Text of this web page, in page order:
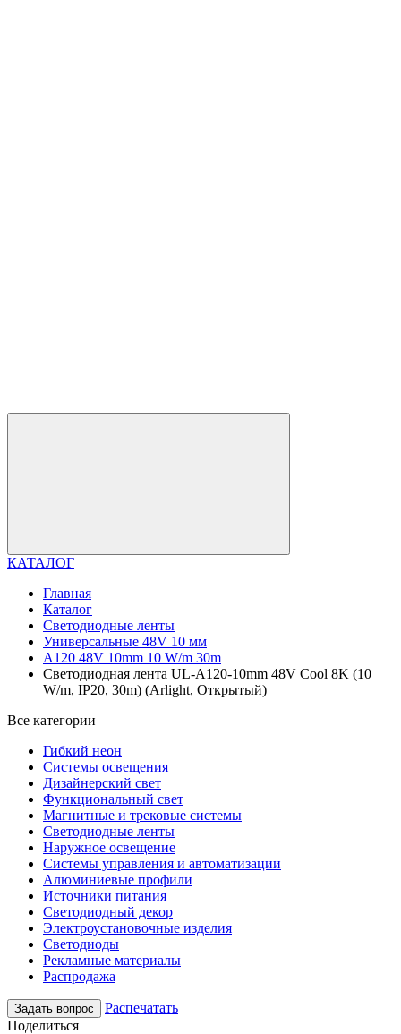
КАТАЛОГ
Главная
Каталог
Светодиодные ленты
Универсальные 48V 10 мм
A120 48V 10mm 10 W/m 30m
Светодиодная лента UL-A120-10mm 48V Cool 8K (10
W/m, IP20, 30m) (Arlight, Открытый)
Все категории
Гибкий неон
Системы освещения
Дизайнерский свет
Функциональный свет
Магнитные и трековые системы
Светодиодные ленты
Наружное освещение
Системы управления и автоматизации
Алюминиевые профили
Источники питания
Светодиодный декор
Электроустановочные изделия
Светодиоды
Рекламные материалы
Распродажа
Задать вопрос
Распечатать
Поделиться